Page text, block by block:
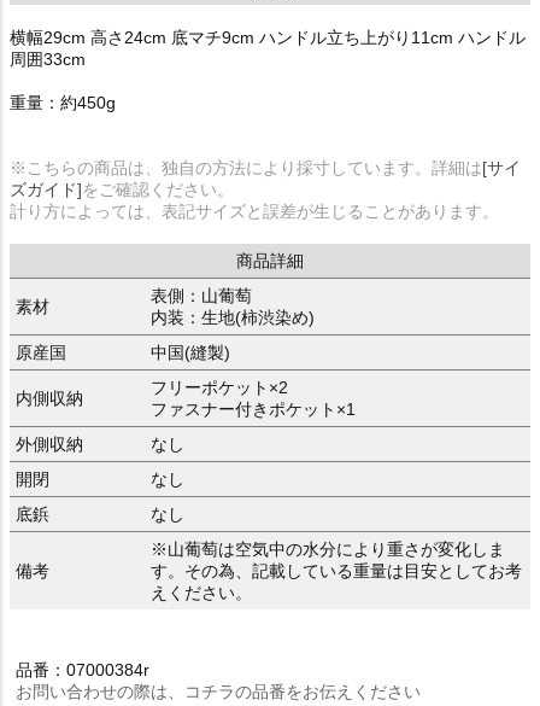
横幅29cm 高さ24cm 底マチ9cm ハンドル立ち上がり11cm ハンドル
周囲33cm
重量：約450g
※こちらの商品は、独自の方法により採寸しています。詳細は[サイ
ズガイド]をご確認ください。
計り方によっては、表記サイズと誤差が生じることがあります。
商品詳細
素材
表側：山葡萄
内装：生地(柿渋染め)
原産国
中国(縫製)
内側収納
フリーポケット×2
ファスナー付きポケット×1
外側収納
なし
開閉
なし
底鋲
なし
備考
※山葡萄は空気中の水分により重さが変化しま
す。その為、記載している重量は目安としてお考
えください。
品番：07000384r
お問い合わせの際は、コチラの品番をお伝えください